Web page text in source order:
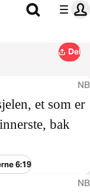
Del
NB
et som er
bak
6:19
NB